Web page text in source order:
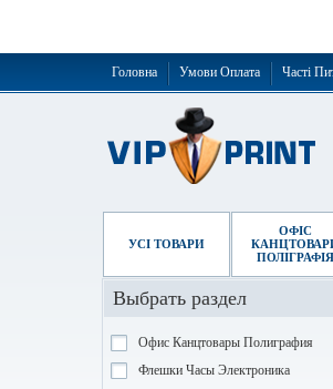
Головна Умови Оплата Часті
УСІ ТОВАРИ
ОФІС
ПОЛІГРАФІЯ
Выбрать раздел
Офис Канцтовары Полиграфия
Флешки Часы Электроника